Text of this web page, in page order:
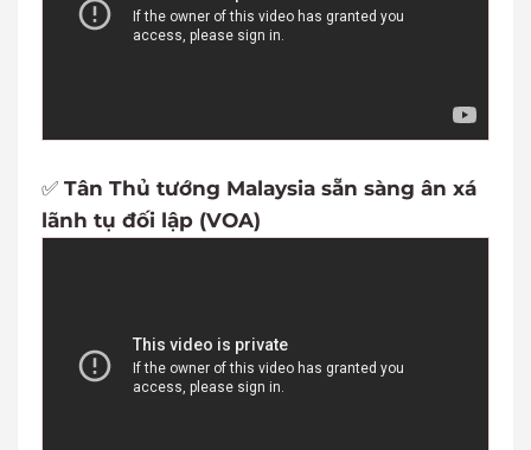
✅ Tân Thủ tướng Malaysia sẵn sàng ân xá
lãnh tụ đối lập (VOA)